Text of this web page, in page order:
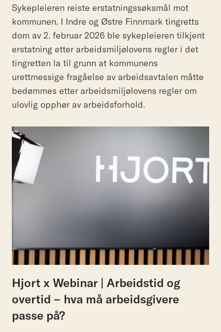
Sykepleieren reiste erstatningssøksmål mot
kommunen. I Indre og Østre Finnmark tingretts
dom av 2. februar 2026 ble sykepleieren tilkjent
erstatning etter arbeidsmiljølovens regler i det
tingretten la til grunn at kommunens
urettmessige fragåelse av arbeidsavtalen måtte
bedømmes etter arbeidsmiljølovens regler om
ulovlig opphør av arbeidsforhold.
Hjort x Webinar | Arbeidstid og
overtid – hva må arbeidsgivere
passe på?